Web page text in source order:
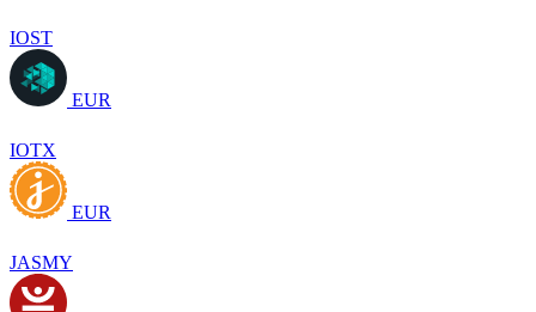
IOST
EUR
IOTX
EUR
JASMY